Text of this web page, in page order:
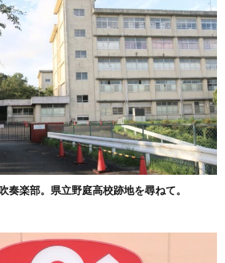
奏楽部。県立野庭高校跡地を尋ねて。